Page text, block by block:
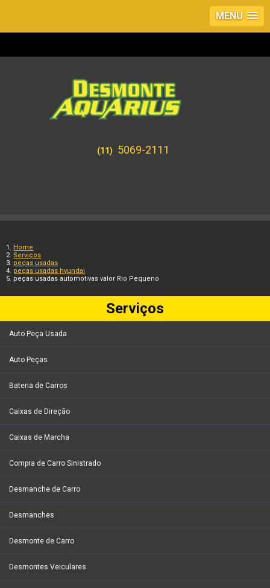
MENU
(11) 5069-2111
Home
Serviços
peças usadas
peças usadas hyundai
peças usadas automotivas valor Rio Pequeno
Serviços
Auto Peça Usada
Auto Peças
Bateria de Carros
Caixas de Direção
Caixas de Marcha
Compra de Carro Sinistrado
Desmanche de Carro
Desmanches
Desmonte de Carro
Desmontes Veiculares